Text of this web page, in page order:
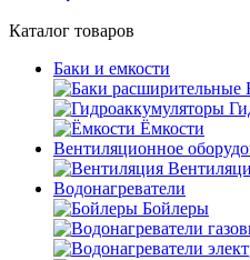
Каталог товаров
Баки и емкости
Ёмкости
Вентиляционное
Водонагреватели
Бойлеры